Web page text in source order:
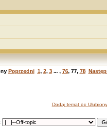
Poprzedni 1, 2, 3... , 76, 77, 78
Dodaj temat do